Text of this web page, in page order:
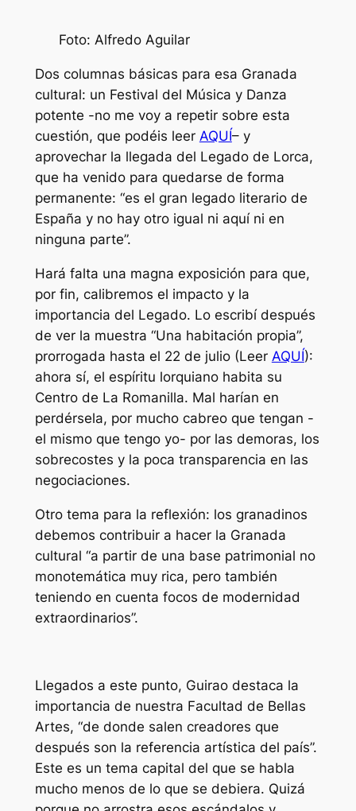
Foto: Alfredo Aguilar
Dos columnas básicas para esa Granada
cultural: un Festival del Música y Danza
potente -no me voy a repetir sobre esta
cuestión, que podéis leer AQUÍ– y
aprovechar la llegada del Legado de Lorca,
que ha venido para quedarse de forma
permanente: “es el gran legado literario de
España y no hay otro igual ni aquí ni en
ninguna parte”.
Hará falta una magna exposición para que,
por fin, calibremos el impacto y la
importancia del Legado. Lo escribí después
de ver la muestra “Una habitación propia”,
prorrogada hasta el 22 de julio (Leer AQUÍ):
ahora sí, el espíritu lorquiano habita su
Centro de La Romanilla. Mal harían en
perdérsela, por mucho cabreo que tengan -
el mismo que tengo yo- por las demoras, los
sobrecostes y la poca transparencia en las
negociaciones.
Otro tema para la reflexión: los granadinos
debemos contribuir a hacer la Granada
cultural “a partir de una base patrimonial no
monotemática muy rica, pero también
teniendo en cuenta focos de modernidad
extraordinarios”.
Llegados a este punto, Guirao destaca la
importancia de nuestra Facultad de Bellas
Artes, “de donde salen creadores que
después son la referencia artística del país”.
Este es un tema capital del que se habla
mucho menos de lo que se debiera. Quizá